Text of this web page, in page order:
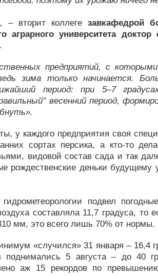
– вторит коллеге завкафедрой
аграрного университета
предприятий, с
зима только начинается.
период: при 5–7
весенний период,
у каждого предприятия своя
сортах персика, а кто-то
видовой состав сада и так
рождественские деньки
подвел
составляла 11,7 градуса,
мм, это всего лишь 70% от нормы.
«случился» 31 января – 16,4
поднимались 5 августа – до 40
аж 15 рекордов по